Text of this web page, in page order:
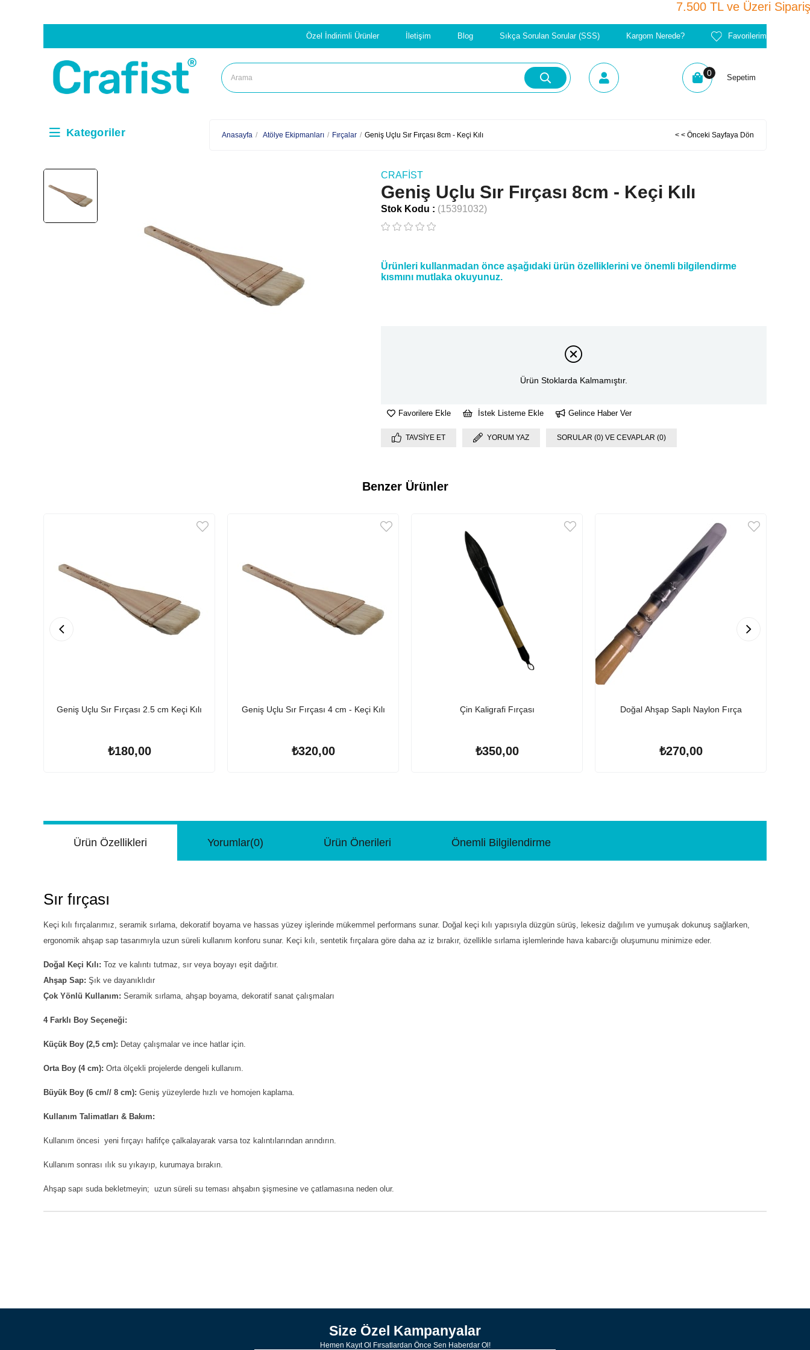
7.500 TL ve Üzeri
Özel İndirimli Ürünler İletişim Blog Sıkça Sorulan Sorular (SSS) Kargom Nerede? Favorilerim
Sepetim
0
Kategoriler Anasayfa Atölye Ekipmanları Fırçalar Geniş Uçlu Sır Fırçası 8cm - Keçi Kılı < < Önceki Sayfaya Dön
CRAFIST
Geniş Uçlu Sır Fırçası 8cm - Keçi Kılı
Stok Kodu (15391032)
Ürünleri kullanmadan önce aşağıdaki ürün özelliklerini ve önemli bilgilendirme
kısmını mutlaka okuyunuz.
Ürün Stoklarda Kalmamıştır.
Favorilere Ekle İstek Listeme Ekle Gelince Haber Ver
TAVSIYE ET YORUM YAZ SORULAR (0) VE CEVAPLAR (0)
Benzer Ürünler
Geniş Uçlu Sır Fırçası 2.5 cm Keçi Kılı
₺180,00
Geniş Uçlu Sır Fırçası 4 cm - Keçi Kılı
₺320,00
Çin Kaligrafi Fırçası
₺350,00
Doğal Ahşap Saplı Naylon Fırça
₺270,00
Ürün Özellikleri Yorumlar(0) Ürün Önerileri Önemli Bilgilendirme
Sır fırçası
Keçi kılı fırçalarımız, seramik sırlama, dekoratif boyama ve hassas yüzey işlerinde mükemmel performans sunar. Doğal keçi kılı yapısıyla düzgün sürüş, lekesiz dağılım ve yumuşak dokunuş sağlarken,
ergonomik ahşap sap tasarımıyla uzun süreli kullanım konforu sunar. Keçi kılı, sentetik fırçalara göre daha az iz bırakır, özellikle sırlama işlemlerinde hava kabarcığı oluşumunu minimize eder.
Doğal Keçi Kılı: Toz ve kalıntı tutmaz, sır veya boyayı eşit dağıtır.
Ahşap Sap: Şık ve dayanıklıdır
Çok Yönlü Kullanım: Seramik sırlama, ahşap boyama, dekoratif sanat çalışmaları
4 Farklı Boy Seçeneği:
Küçük Boy (2,5 cm): Detay çalışmalar ve ince hatlar için.
Orta Boy (4 cm): Orta ölçekli projelerde dengeli kullanım.
Büyük Boy (6 cm// 8 cm): Geniş yüzeylerde hızlı ve homojen kaplama.
Kullanım Talimatları & Bakım:
Kullanım öncesi yeni fırçayı hafifçe çalkalayarak varsa toz kalıntılarından arındırın.
Kullanım sonrası ılık su yıkayıp, kurumaya bırakın.
Ahşap sapı suda bekletmeyin; uzun süreli su teması ahşabın şişmesine ve çatlamasına neden olur.
Size Özel Kampanyalar
Hemen Kayıt Ol Fırsatlardan Önce Sen Haberdar Ol!